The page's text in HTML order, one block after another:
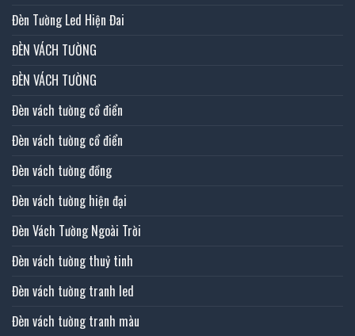
Đèn Tường Led Hiện Đai
ĐÈN VÁCH TƯỜNG
ĐÈN VÁCH TƯỜNG
Đèn vách tường cổ điển
Đèn vách tường cổ điển
Đèn vách tường đồng
Đèn vách tường hiện đại
Đèn Vách Tường Ngoài Trời
Đèn vách tường thuỷ tinh
Đèn vách tường tranh led
Đèn vách tường tranh màu